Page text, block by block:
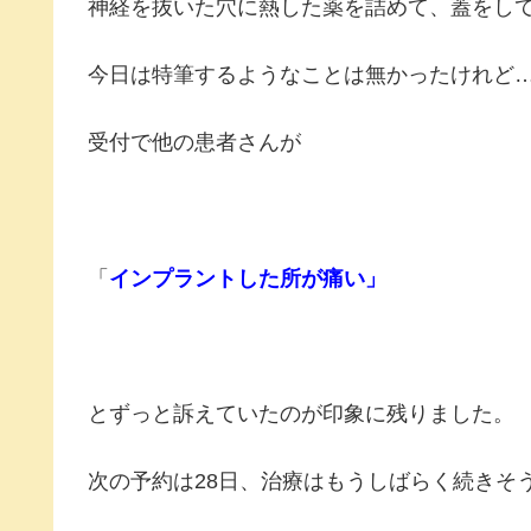
神経を抜いた穴に熱した薬を詰めて、蓋をし
今日は特筆するようなことは無かったけれど
受付で他の患者さんが
「 インプラントした所が痛い」
とずっと訴えていたのが印象に残りました。
次の予約は28日、治療はもうしばらく続きそう